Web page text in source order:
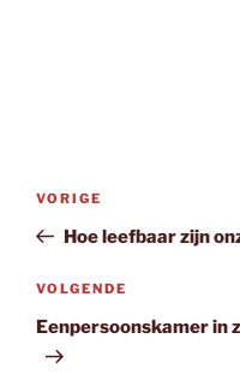
Vorig
bericht
VORIGE
Hoe leefbaar zijn
Volgend
bericht
VOLGENDE
Eenpersoonskamer in